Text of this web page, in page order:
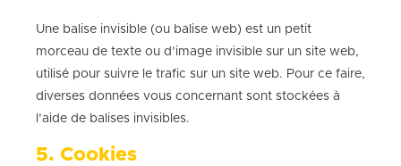
Une balise invisible (ou balise web) est un petit
morceau de texte ou d’image invisible sur un site web,
utilisé pour suivre le trafic sur un site web. Pour ce faire,
diverses données vous concernant sont stockées à
l’aide de balises invisibles.
5. Cookies